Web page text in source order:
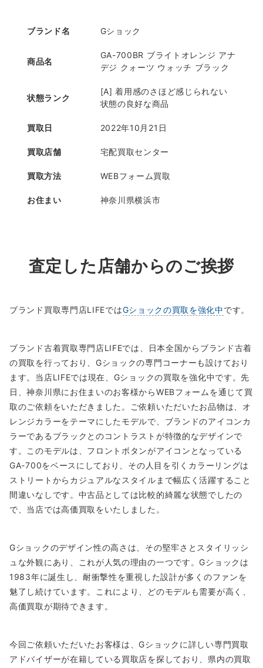
ブランド名 Gショック
商品名
GA-700BR ブライトオレンジ アナ
デジ クォーツ ウォッチ ブラック
状態ランク
[A] 着用感のさほど感じられない
状態の良好な商品
買取日 2022年10月21日
買取店舗 宅配買取センター
買取方法 WEBフォーム買取
お住まい 神奈川県横浜市
査定した店舗からのご挨拶
ブランド買取専門店LIFEではGショックの買取を強化中です。
ブランド古着買取専門店LIFEでは、日本全国からブランド古着
の買取を行っており、Gショックの専門コーナーも設けており
ます。当店LIFEでは現在、Gショックの買取を強化中です。先
日、神奈川県にお住まいのお客様からWEBフォームを通じて買
取のご依頼をいただきました。ご依頼いただいたお品物は、オ
レンジカラーをテーマにしたモデルで、ブランドのアイコンカ
ラーであるブラックとのコントラストが特徴的なデザインで
す。このモデルは、フロントボタンがアイコンとなっている
GA-700をベースにしており、その人目を引くカラーリングは
ストリートからカジュアルなスタイルまで幅広く活躍すること
間違いなしです。中古品としては比較的綺麗な状態でしたの
で、当店では高価買取をいたしました。
Gショックのデザイン性の高さは、その堅牢さとスタイリッシ
ュな外観にあり、これが人気の理由の一つです。Gショックは
1983年に誕生し、耐衝撃性を重視した設計が多くのファンを
魅了し続けています。これにより、どのモデルも需要が高く、
高価買取が期待できます。
今回ご依頼いただいたお客様は、Gショックに詳しい専門買取
アドバイザーが在籍している買取店を探しており、県内の買取